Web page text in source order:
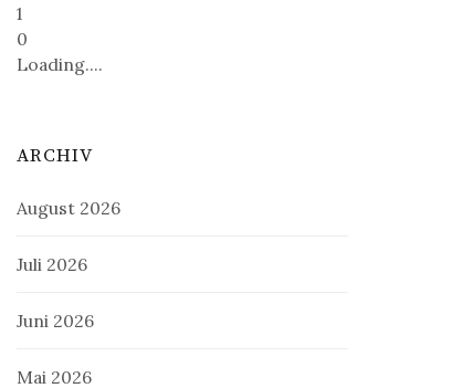
1
0
Loading....
ARCHIV
August 2026
Juli 2026
Juni 2026
Mai 2026